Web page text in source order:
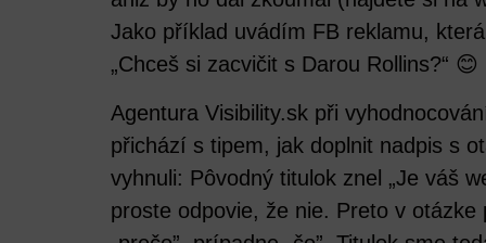
Jako příklad uvádím FB reklamu,
„Chceš si zacvičit s Darou Rollins?“ 😊
Agentura Visibility.sk při
přichází s tipem, jak doplnit nadpis s
vyhnuli: Pôvodný titulok znel „Je váš
proste odpovie, že nie. Preto v otázke